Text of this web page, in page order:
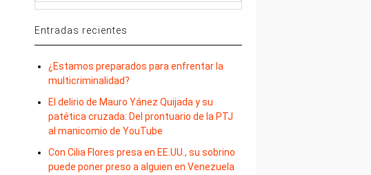
Entradas recientes
¿Estamos preparados para enfrentar la
multicriminalidad?
El delirio de Mauro Yánez Quijada y su
patética cruzada: Del prontuario de la PTJ
al manicomio de YouTube
Con Cilia Flores presa en EE.UU., su sobrino
puede poner preso a alguien en Venezuela